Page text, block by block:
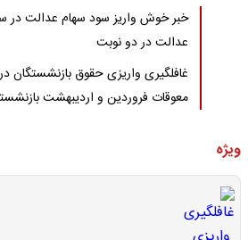
عدالت در دو نوبت
غافلگیری واریزی حقوق بازنشستگان
معوقات فروردین و اردیبهشت
ویژه